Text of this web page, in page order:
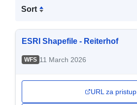
Sort
ESRI Shapefile - Reiterhof
WFS 11 March 2026
URL za pristup